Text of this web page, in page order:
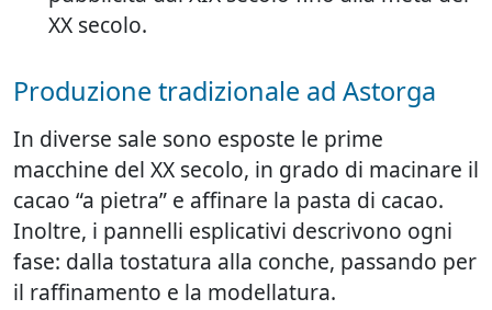
XX secolo.
Produzione tradizionale ad Astorga
In diverse sale sono esposte le prime
macchine del XX secolo, in grado di macinare il
cacao “a pietra” e affinare la pasta di cacao.
Inoltre, i pannelli esplicativi descrivono ogni
fase: dalla tostatura alla conche, passando per
il raffinamento e la modellatura.